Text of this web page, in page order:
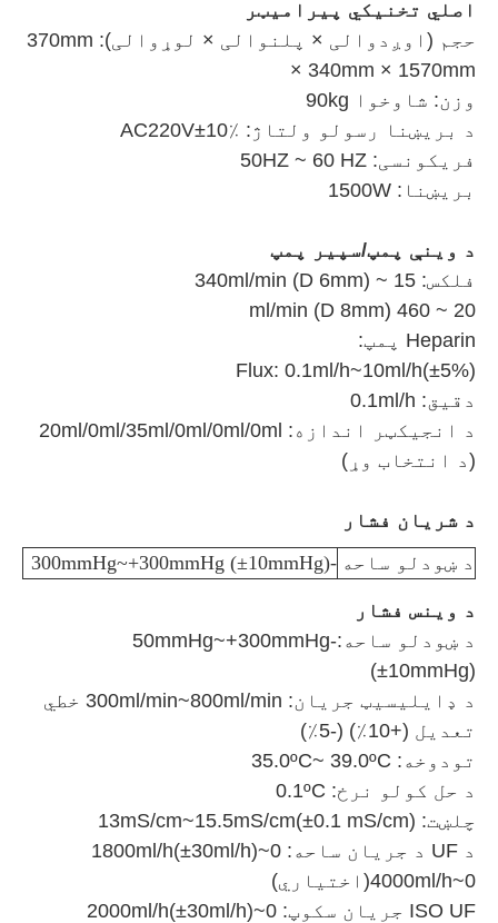
اصلي تخنیکي پیرامیټر
حجم (اوږدوالی × پلنوالی × لوړوالی): 370mm
× 340mm × 1570mm
وزن: شاوخوا 90kg
د بریښنا رسولو ولتاژ: AC220V±10٪
فریکونسی: 50HZ ~ 60 HZ
بریښنا: 1500W
د وینې پمپ/سپیر پمپ
فلکس: 15 ~ 340ml/min (D 6mm)
20 ~ 460 ml/min (D 8mm)
Heparin پمپ:
Flux: 0.1ml/h~10ml/h(±5%)
دقیق: 0.1ml/h
د انجیکټر اندازه: 20ml/0ml/35ml/0ml/0ml/0ml
(د انتخاب وړ)
د شریان فشار
د ښودلو ساحه -300mmHg~+300mmHg (±10mmHg)
د وینس فشار
د ښودلو ساحه:-50mmHg~+300mmHg
(±10mmHg)
د ډایلیسیټ جریان: 300ml/min~800ml/min خطي
تعدیل (+10٪) (-5٪)
تودوخه: 35.0ºC~ 39.0ºC
د حل کولو نرخ: 0.1ºC
چلښت: 13mS/cm~15.5mS/cm(±0.1 mS/cm)
د UF د جریان ساحه: 0~1800ml/h(±30ml/h)
0~4000ml/h(اختیاري)
ISO UF جریان سکوپ: 0~2000ml/h(±30ml/h)